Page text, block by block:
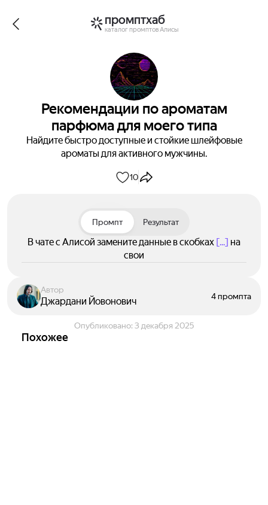
промптхаб
каталог промптов Алисы
Рекомендации по ароматам
парфюма для моего типа
Найдите быстро доступные и стойкие шлейфовые
ароматы для активного мужчины.
10
Промпт Результат
В чате с Алисой замените данные в скобках [...] на
свои
Автор
Джардани Йовонович 4 промпта
Опубликовано: 3 декабря 2025
Похожее